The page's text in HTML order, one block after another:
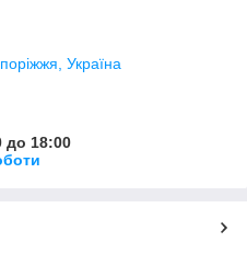
Україна
до 18:00